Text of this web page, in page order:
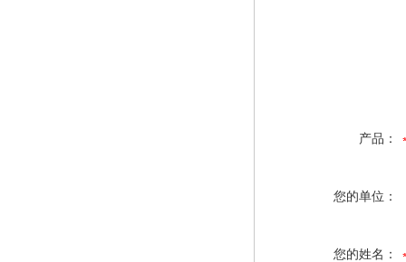
产品：
您的单位：
您的姓名：